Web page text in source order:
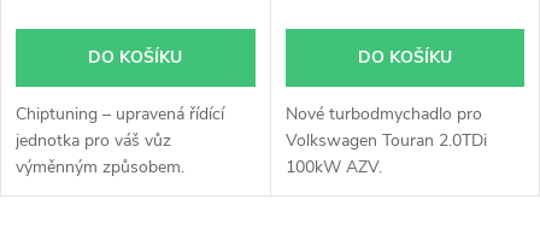
u
k
o
d
u
k
DO KOŠÍKU
Chiptuning – upravená řídící
jednotka pro váš vůz
výměnným způsobem.
DO KOŠÍKU
Nové turbodmychadlo pro
Volkswagen Touran 2.0TDi
100kW AZV.